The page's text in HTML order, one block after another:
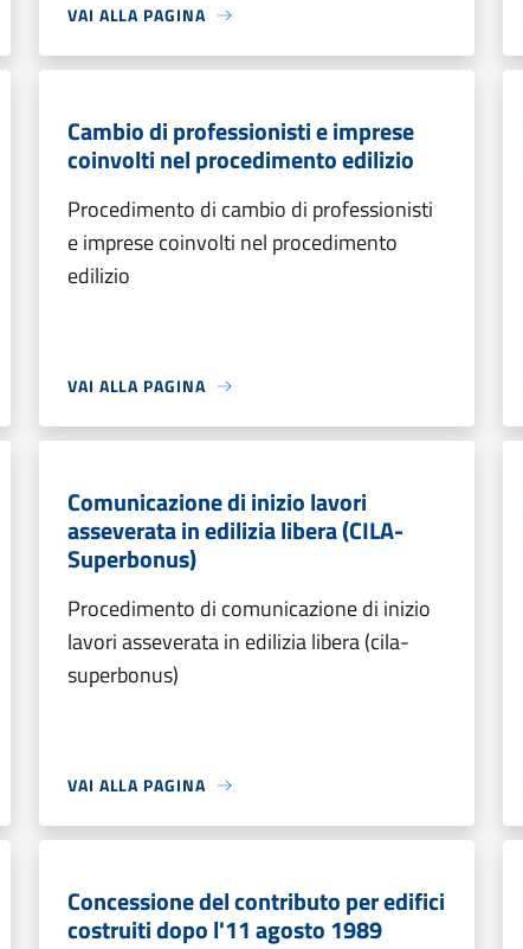
VAI ALLA PAGINA
Cambio di professionisti e imprese
coinvolti nel procedimento edilizio
Procedimento di cambio di professionisti
e imprese coinvolti nel procedimento
edilizio
VAI ALLA PAGINA
Comunicazione di inizio lavori
asseverata in edilizia libera (CILA-
Superbonus)
Procedimento di comunicazione di inizio
lavori asseverata in edilizia libera (cila-
superbonus)
VAI ALLA PAGINA
Concessione del contributo per edifici
costruiti dopo l'11 agosto 1989